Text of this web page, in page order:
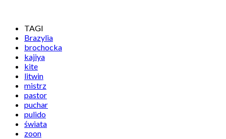
TAGI
Brazylia
brochocka
kajiya
kite
litwin
mistrz
pastor
puchar
pulido
świata
zoon